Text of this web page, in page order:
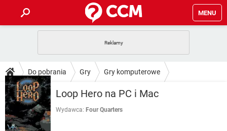
MENU
GRY WHATSAPP
SPOTIFY NETFLIX
INSTAGRAM FACEBOOK
WINDOWS 10
PORADY
PlayStation
GRY
SPOTIFY
DO POBRANIA
ANDROID TIKTOK
GRY
FORUM
Do pobrania Gry Gry komputerowe
Loop Hero na PC i Mac
Wydawca: Four Quarters